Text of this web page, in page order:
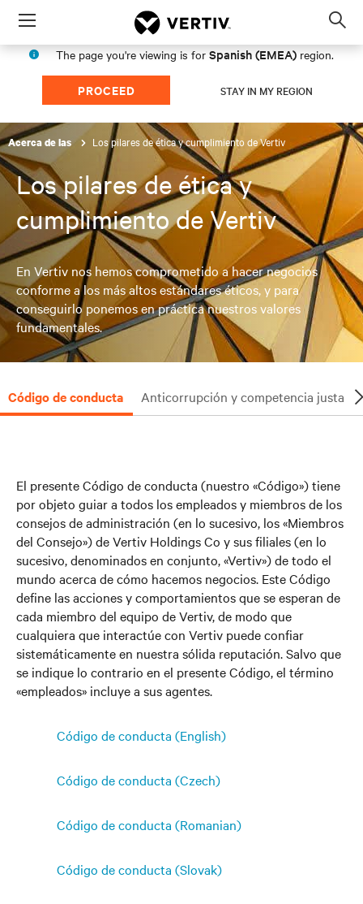
Menu
The page you're viewing is for Spanish (EMEA) region.
PROCEED STAY IN MY REGION
Acerca de las Los pilares de ética y cumplimiento de Vertiv
Los pilares de ética y
cumplimiento de Vertiv
En Vertiv nos hemos comprometido a hacer negocios
conforme a los más altos estándares éticos, y para
conseguirlo ponemos en práctica nuestros valores
fundamentales.
Código de conducta Anticorrupción y competencia justa
El presente Código de conducta (nuestro «Código») tiene
por objeto guiar a todos los empleados y miembros de los
consejos de administración (en lo sucesivo, los «Miembros
del Consejo») de Vertiv Holdings Co y sus filiales (en lo
sucesivo, denominados en conjunto, «Vertiv») de todo el
mundo acerca de cómo hacemos negocios. Este Código
define las acciones y comportamientos que se esperan de
cada miembro del equipo de Vertiv, de modo que
cualquiera que interactúe con Vertiv puede confiar
sistemáticamente en nuestra sólida reputación. Salvo que
se indique lo contrario en el presente Código, el término
«empleados» incluye a sus agentes.
Código de conducta (English)
Código de conducta (Czech)
Código de conducta (Romanian)
Código de conducta (Slovak)